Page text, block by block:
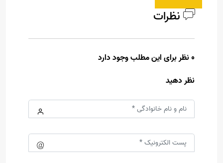
نظرات
0 نظر برای این مطلب وجود دارد
نظر دهید